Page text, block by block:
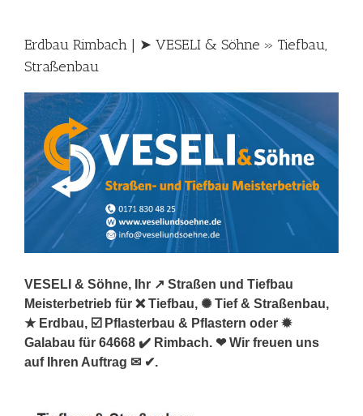
Erdbau Rimbach | ➤ VESELI & Söhne » Tiefbau,
Straßenbau
VESELI & Söhne, Ihr ↗️ Straßen und Tiefbau
Meisterbetrieb für ❌ Tiefbau, ✺ Tief & Straßenbau,
★ Erdbau, ☑️ Pflasterbau & Pflastern oder ✹
Galabau für 64668 ✔️ Rimbach. ❤ Wir freuen uns
auf Ihren Auftrag ✉ ✔.